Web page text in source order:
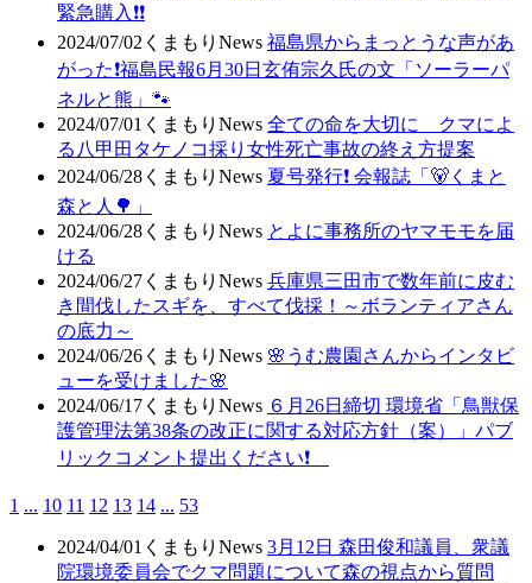
緊急購入❗❗
2024/07/02 くまもりNews 福島県からまっとうな声があ
がった❗福島民報6月30日玄侑宗久氏の文「ソーラーパ
ネルと熊」🐾
2024/07/01 くまもりNews 全ての命を大切に クマによ
る八甲田タケノコ採り女性死亡事故の終え方提案
2024/06/28 くまもりNews 夏号発行❗️ 会報誌「🐻くまと
森と人🌳」
2024/06/28 くまもりNews とよに事務所のヤマモモを届
ける
2024/06/27 くまもりNews 兵庫県三田市で数年前に皮む
き間伐したスギを、すべて伐採！～ボランティアさん
の底力～
2024/06/26 くまもりNews 🌸うむ農園さんからインタビ
ューを受けました🌸
2024/06/17 くまもりNews ６月26日締切 環境省「鳥獣保
護管理法第38条の改正に関する対応方針（案）」パブ
リックコメント提出ください❗
1 ... 10 11 12 13 14 ... 53
2024/04/01 くまもりNews 3月12日 森田俊和議員、衆議
院環境委員会でクマ問題について森の視点から質問